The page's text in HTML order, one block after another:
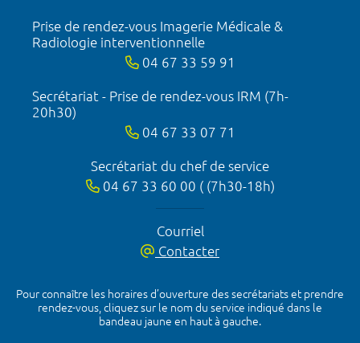
Prise de rendez-vous Imagerie Médicale &
Radiologie interventionnelle
04 67 33 59 91
Secrétariat - Prise de rendez-vous IRM (7h-
20h30)
04 67 33 07 71
Secrétariat du chef de service
04 67 33 60 00 ( (7h30-18h)
Courriel
Contacter
Pour connaître les horaires d’ouverture des secrétariats et prendre
rendez-vous, cliquez sur le nom du service indiqué dans le
bandeau jaune en haut à gauche.